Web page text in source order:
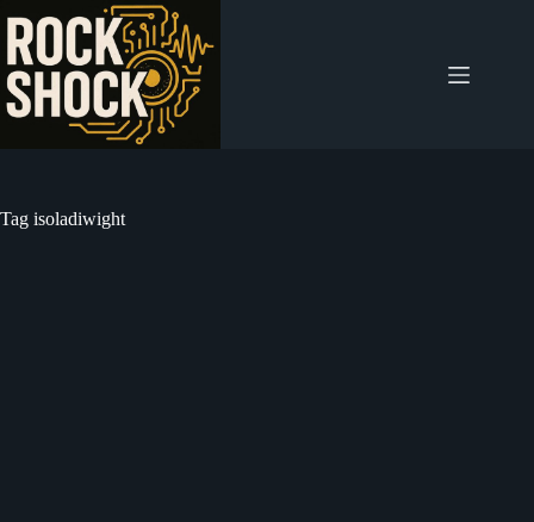
contenuto
Tag isoladiwight